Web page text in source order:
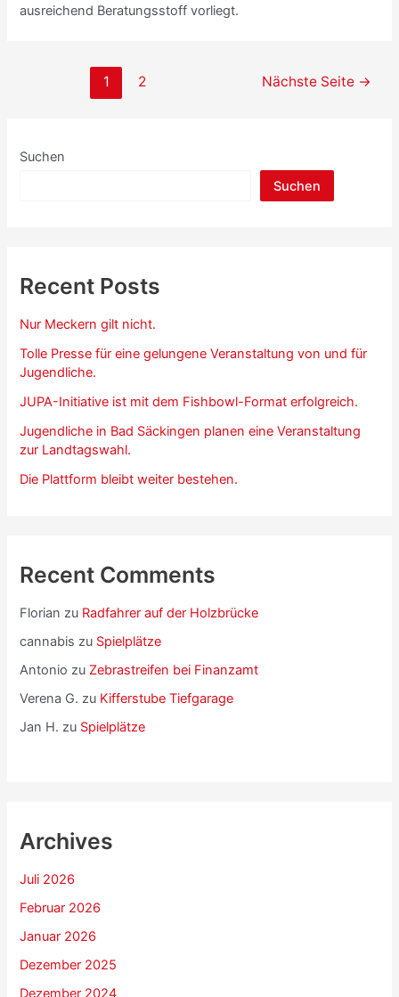
ausreichend Beratungsstoff vorliegt.
1 2 Nächste Seite →
Suchen
Suchen
Recent Posts
Nur Meckern gilt nicht.
Tolle Presse für eine gelungene Veranstaltung von und für
Jugendliche.
JUPA-Initiative ist mit dem Fishbowl-Format erfolgreich.
Jugendliche in Bad Säckingen planen eine Veranstaltung
zur Landtagswahl.
Die Plattform bleibt weiter bestehen.
Recent Comments
Florian zu Radfahrer auf der Holzbrücke
cannabis zu Spielplätze
Antonio zu Zebrastreifen bei Finanzamt
Verena G. zu Kifferstube Tiefgarage
Jan H. zu Spielplätze
Archives
Juli 2026
Februar 2026
Januar 2026
Dezember 2025
Dezember 2024